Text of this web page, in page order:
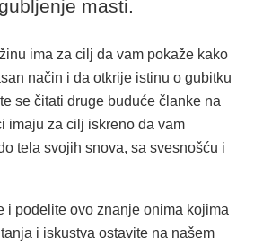
masti.
ima za cilj da vam pokaže kako
način i da otkrije istinu o gubitku
se čitati druge buduće članke na
imaju za cilj iskreno da vam
tela svojih snova, sa svesnošću i
i podelite ovo znanje onima kojima
i iskustva ostavite na našem